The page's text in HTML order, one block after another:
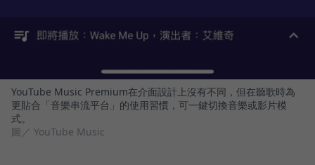
YouTube Music Premium在介面設計上沒有不同，但在聽歌時為
更貼合「音樂串流平台」的使用習慣，可一鍵切換音樂或影片模
式。
圖／ YouTube Music